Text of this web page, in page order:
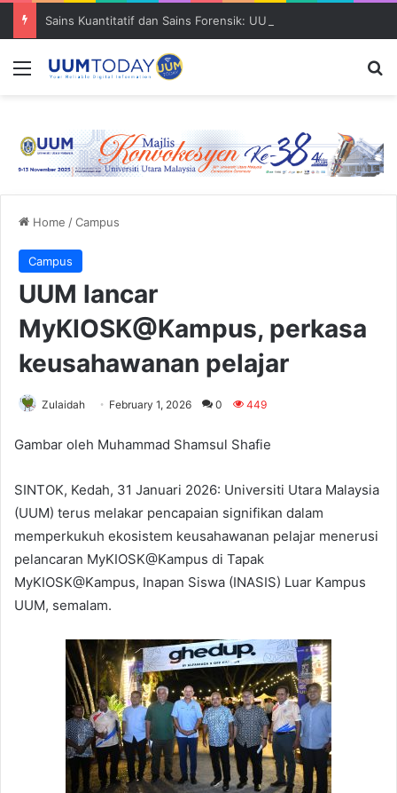
Menu
Home /Campus
Campus
UUM lancar
MyKIOSK@Kampus, perkasa
keusahawanan pelajar
Zulaidah February 1, 2026 0 449
Gambar oleh Muhammad Shamsul Shafie
SINTOK, Kedah, 31 Januari 2026: Universiti Utara Malaysia
(UUM) terus melakar pencapaian signifikan dalam
memperkukuh ekosistem keusahawanan pelajar menerusi
pelancaran MyKIOSK@Kampus di Tapak
MyKIOSK@Kampus, Inapan Siswa (INASIS) Luar Kampus
UUM, semalam.